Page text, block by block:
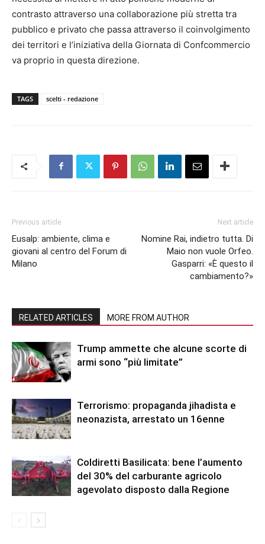
contrasto attraverso una collaborazione più stretta tra
pubblico e privato che passa attraverso il coinvolgimento
dei territori e l’iniziativa della Giornata di Confcommercio
va proprio in questa direzione.
TAGS scelti - redazione
Previous article
Eusalp: ambiente, clima e
giovani al centro del Forum di
Milano
Next article
Nomine Rai, indietro tutta. Di
Maio non vuole Orfeo.
Gasparri: «È questo il
cambiamento?»
RELATED ARTICLES MORE FROM AUTHOR
Trump ammette che alcune scorte di
armi sono “più limitate”
Terrorismo: propaganda jihadista e
neonazista, arrestato un 16enne
Coldiretti Basilicata: bene l’aumento
del 30% del carburante agricolo
agevolato disposto dalla Regione